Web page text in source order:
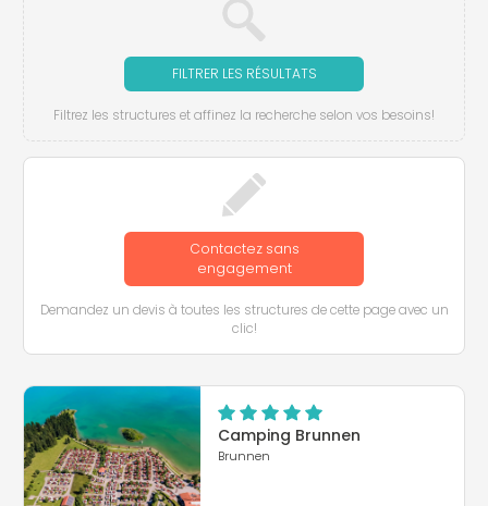
FILTRER LES RÉSULTATS
Filtrez les structures et affinez la recherche selon vos besoins!
Contactez sans
engagement
Demandez un devis à toutes les structures de cette page avec un
clic!
Camping Brunnen
Brunnen